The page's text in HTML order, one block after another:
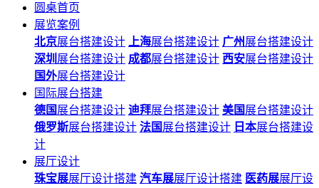
圆桌首页
展览案例
北京展台搭建设计 上海展台搭建设计 广州展台搭建设计
深圳 展台搭建设计 成都展台搭建设计 西安展台搭建设计
国外展台搭建设计
国际展台搭建
德国 展台搭建设计 迪拜展台搭建设计 美国 展台搭建设计
俄罗斯展台搭建设计 法国 展台搭建设计 日本展台搭建设
计
展厅设计
珠宝展展厅设计搭建 汽车展展厅设计搭建 医药展展厅设